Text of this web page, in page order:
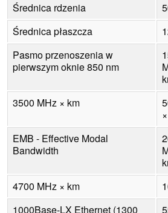
Średnica rdzenia
Średnica płaszcza
Pasmo przenoszenia w
pierwszym oknie 850 nm
3500 MHz × km
EMB - Effective Modal
Bandwidth
4700 MHz × km
1000Base-LX Ethernet (1300